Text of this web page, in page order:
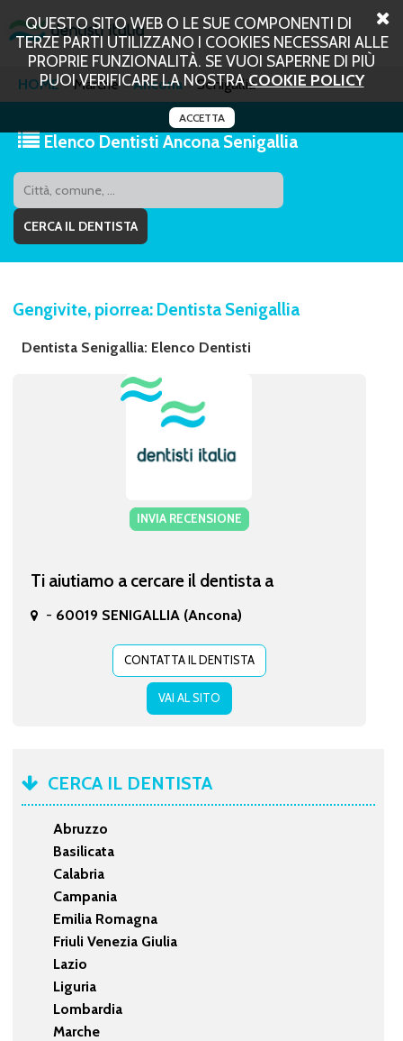
QUESTO SITO WEB O LE SUE COMPONENTI DI
TERZE PARTI UTILIZZANO I COOKIES NECESSARI ALLE
PROPRIE FUNZIONALITÀ. SE VUOI SAPERNE DI PIÙ
PUOI VERIFICARE LA NOSTRACOOKIE POLICY
ACCETTA
HOME Marche Ancona Senigallia
Elenco Dentisti Ancona Senigallia
Gengivite, piorrea: Dentista Senigallia
Dentista Senigallia: Elenco Dentisti
INVIA RECENSIONE
Ti aiutiamo a cercare il dentista a
- 60019 SENIGALLIA (Ancona)
CONTATTA IL DENTISTA
VAI AL SITO
CERCA IL DENTISTA
Abruzzo
Basilicata
Calabria
Campania
Emilia Romagna
Friuli Venezia Giulia
Lazio
Liguria
Lombardia
Marche